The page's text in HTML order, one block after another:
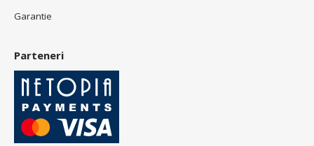
Garantie
Parteneri